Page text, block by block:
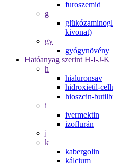
furoszemid
g
kivonat)
gy
gyógynövény
Hatóanyag szerint H-I-J-K
h
hialuronsav
hidroxietil-
hioszcin-
i
ivermektin
izoflurán
j
k
kabergolin
kálcium